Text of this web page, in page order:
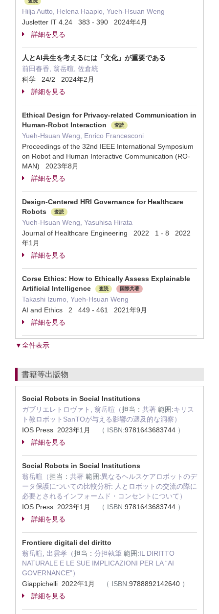
Hilja Autto, Helena Haapio, Yueh-Hsuan Weng
Jusletter IT 4.24 383 - 390 2024年4月
詳細を見る
人とAI共生を考えるには「文化」が重要である
前田春香, 翁岳暄, 佐倉統
科学 24/2 2024年2月
詳細を見る
Ethical Design for Privacy-related Communication in
Human-Robot Interaction
査読
Yueh-Hsuan Weng, Enrico Francesconi
Proceedings of the 32nd IEEE International Symposium
on Robot and Human Interactive Communication (RO-
MAN) 2023年8月
詳細を見る
Design-Centered HRI Governance for Healthcare
Robots
査読
Yueh-Hsuan Weng, Yasuhisa Hirata
Journal of Healthcare Engineering 2022 1 - 8 2022
年1月
詳細を見る
Corse Ethics: How to Ethically Assess Explainable
Artificial Intelligence
査読 国際共著
Takashi Izumo, Yueh-Hsuan Weng
AI and Ethics 2 449 - 461 2021年9月
詳細を見る
▼全件表示
書籍等出版物
Social Robots in Social Institutions
ガブリエレトロヴァト, 翁岳暄（担当： 共著 範囲:キリス
ト教ロボットSanTOが与える影響の遡及的な洞察）
IOS Press 2023年1月
（ ISBN:9781643683744 ）
詳細を見る
Social Robots in Social Institutions
翁岳暄（担当： 共著 範囲:異なるヘルスケアロボットのデ
ータ保護についての比較分析: 人とロボットの交流の際に
必要とされるインフォームド・コンセントについて）
IOS Press 2023年1月
（ ISBN:9781643683744 ）
詳細を見る
Frontiere digitali del diritto
翁岳暄, 出雲孝（担当： 分担執筆 範囲:IL DIRITTO
NATURALE E LE SUE IMPLICAZIONI PER LA “AI
GOVERNANCE”）
Giappichelli 2022年1月
（ ISBN:9788892142640 ）
詳細を見る